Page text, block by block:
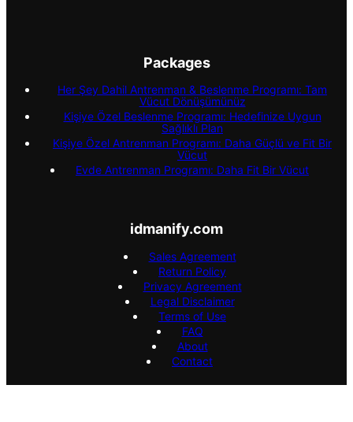
Packages
Her Şey Dahil Antrenman & Beslenme Programı: Tam
Vücut Dönüşümünüz
Kişiye Özel Beslenme Programı: Hedefinize Uygun
Sağlıklı Plan
Kişiye Özel Antrenman Programı: Daha Güçlü ve Fit Bir
Vücut
Evde Antrenman Programı: Daha Fit Bir Vücut
idmanify.com
Sales Agreement
Return Policy
Privacy Agreement
Legal Disclaimer
Terms of Use
FAQ
About
Contact